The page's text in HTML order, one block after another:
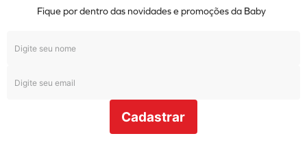
Fique por dentro das novidades e promoções da Baby
Cadastrar